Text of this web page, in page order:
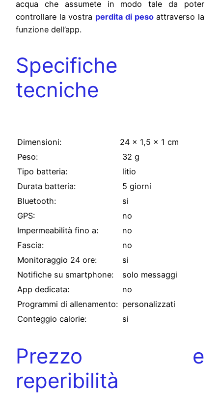
acqua che assumete in modo tale da poter
controllare la vostra perdita di pesoattraverso la
funzione dell’app.
Specifiche
tecniche
Dimensioni:
24 x 1,5 x 1 cm
Peso:
32 g
Tipo batteria:
litio
Durata batteria:
5 giorni
Bluetooth:
si
GPS:
no
Impermeabilità fino a:
no
Fascia:
no
Monitoraggio 24 ore:
si
Notifiche su smartphone:
solo messaggi
App dedicata:
no
Programmi di allenamento: personalizzati
Conteggio calorie:
si
Prezzo e
reperibilità